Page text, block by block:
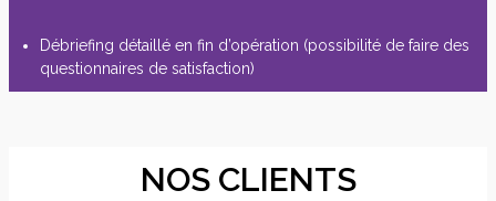
Débriefing détaillé en fin d’opération (possibilité de faire des
questionnaires de satisfaction)
NOS CLIENTS